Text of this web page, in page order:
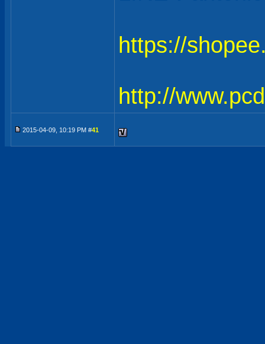
https://
http://
2015-04-09, 10:19 PM #41